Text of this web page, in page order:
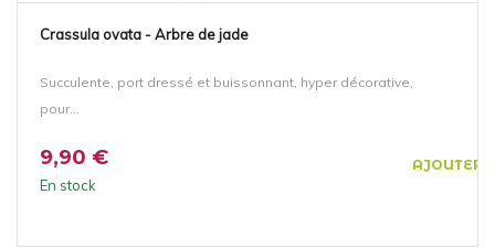
NOUVEAU!
Crassula ovata - Arbre de jade
Succulente, port dressé et buissonnant, hyper décorative,
pour...
9,90 € AJOUTER
En stock